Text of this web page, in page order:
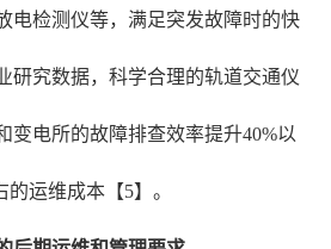
电检测仪等，满足突发故障时的快
研究数据，科学合理的轨道交通仪
变电所的故障排查效率提升40%以
的运维成本【5】。